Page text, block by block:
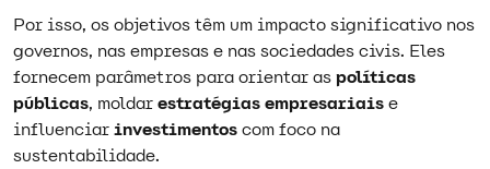
Por isso, os objetivos têm um impacto significativo nos
governos, nas empresas e nas sociedades civis. Eles
fornecem parâmetros para orientar aspolíticas
públicas, moldarestratégias empresariaise
influenciarinvestimentoscom foco na
sustentabilidade.